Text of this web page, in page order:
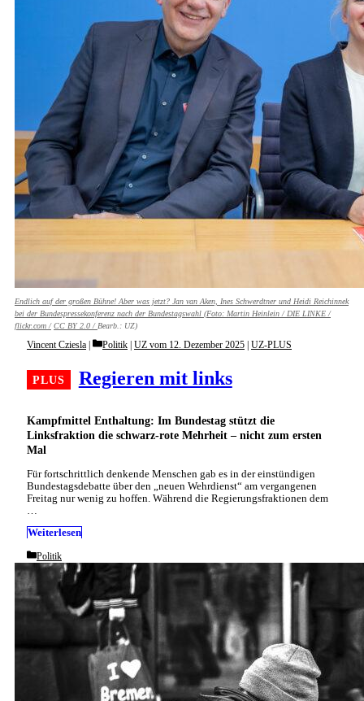
Endlich auf der großen Bühne! Aber was jetzt? Jan van Aken, Ines Schwerdtner und Heidi Reichinnek
bei der Bundespressekonferenz nach der Bundestagswahl (Foto: Martin Heinlein / DIE LINKE /
flickr.com / CC BY 2.0 / Bearb.: UZ)
Kampfmittel Enthaltung: Im Bundestag stützt die
Linksfraktion die schwarz-rote Mehrheit – nicht zum ersten
Mal
Regieren mit links
Vincent Cziesla Categories
Politik UZ vom 12. Dezember 2025 UZ-PLUS
Für fortschrittlich denkende Menschen gab es in der einstündigen
Bundestagsdebatte über den „neuen Wehrdienst“ am vergangenen
Freitag nur wenig zu hoffen. Während die Regierungsfraktionen dem
Weiterlesen
Categories
Politik